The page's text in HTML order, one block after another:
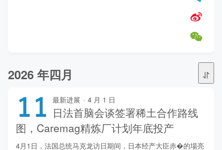
2026 年四月
11 最新进展 · 4 月 1 日
日法首脑会谈签署稀土合作路线
图，Caremag精炼厂计划年底投产
4月1日，法国总统马克龙访日期间，日本经产大臣赤�的場亮